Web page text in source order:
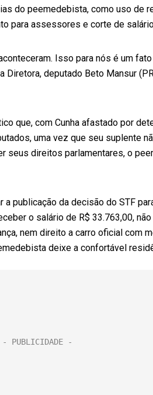
do peemedebista, como uso de
para assessores e corte de
Isso para nós é um
Diretora, deputado Beto Mansur
que, com Cunha afastado por
uma vez que seu suplente
seus direitos parlamentares, o
a publicação da decisão do STF
o salário de R$ 33.763,00,
nem direito a carro oficial com
deixe a confortável